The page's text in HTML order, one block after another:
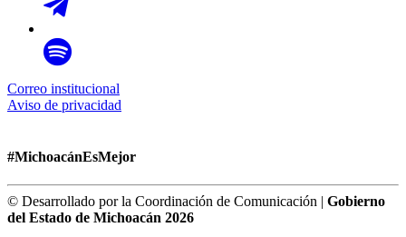
Correo institucional
Aviso de privacidad
#MichoacánEsMejor
© Desarrollado por la Coordinación de Comunicación | Gobierno
del Estado de Michoacán 2026